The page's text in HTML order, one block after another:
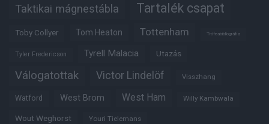
Taktikai mágnestábla Tartalék csapat
Toby Collyer Tom Heaton Tottenham Trófeabibliográfia
Tyler Fredericson Tyrell Malacia Utazás
Válogatottak Victor Lindelöf Visszhang
Watford West Brom West Ham Willy Kambwala
Wout Weghorst Youri Tielemans